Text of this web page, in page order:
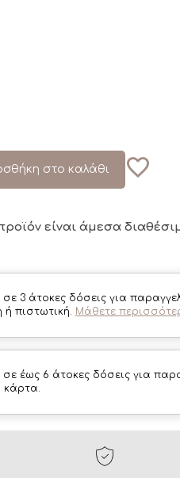
στο καλάθι
είναι άμεσα
3 άτοκες δόσεις για
ή πιστωτική. Μάθετε
έως 6 άτοκες δόσεις για
κάρτα.